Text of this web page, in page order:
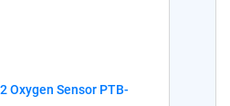
Oxygen Sensor PTB-